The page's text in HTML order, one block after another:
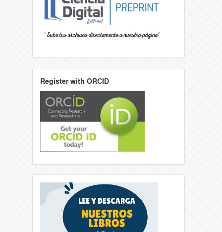
Register with ORCID